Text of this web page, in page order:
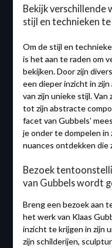
Bekijk verschillende
stijl en technieken
Om de stijl en
is het aan te raden om
bekijken. Door zijn
een dieper inzicht in
van zijn unieke stijl.
tot zijn abstracte
facet van Gubbels’
je onder te dompelen
nuances ontdekken die
Bezoek
van Gubbels wordt
Breng een bezoek aan
het werk van Klaas
inzicht te krijgen in zijn
zijn schilderijen,